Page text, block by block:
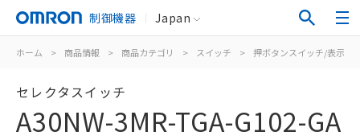
制御機器 Japan
ホーム > 商品情報 > 商品カテゴリ > スイッチ > 押ボタンスイッチ/表示灯
セレクタスイッチ
A30NW-3MR-TGA-G102-GA